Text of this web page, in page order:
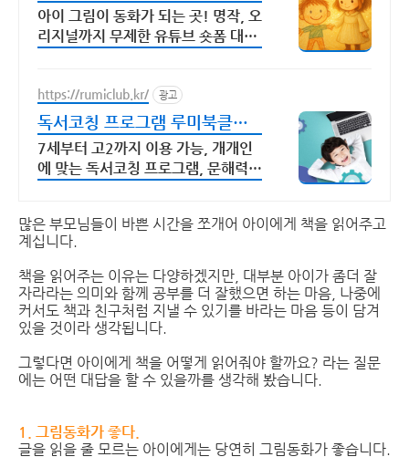
아이 그림이 동화가 되는 곳! 명작, 오
리지널까지 무제한 유튜브 숏폼 대신
https://rumiclub.kr/ 광고
독서코칭 프로그램 루미북클럽
새입시에 맞는 프로그램운영!
7세부터 고2까지 이용 가능, 개개인
에 맞는 독서코칭 프로그램, 문해력
많은 부모님들이 바쁜 시간을 쪼개어 아이에게 책을 읽어주고
계십니다.
책을 읽어주는 이유는 다양하겠지만, 대부분 아이가 좀더 잘
자라라는 의미와 함께 공부를 더 잘했으면 하는 마음, 나중에
커서도 책과 친구처럼 지낼 수 있기를 바라는 마음 등이 담겨
있을 것이라 생각됩니다.
그렇다면 아이에게 책을 어떻게 읽어줘야 할까요? 라는 질문
에는 어떤 대답을 할 수 있을까를 생각해 봤습니다.
1. 그림동화가 좋다.
글을 읽을 줄 모르는 아이에게는 당연히 그림동화가 좋습니다.